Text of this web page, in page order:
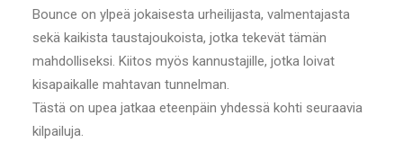
Bounce on ylpeä jokaisesta urheilijasta, valmentajasta
sekä kaikista taustajoukoista, jotka tekevät tämän
mahdolliseksi. Kiitos myös kannustajille, jotka loivat
kisapaikalle mahtavan tunnelman.
Tästä on upea jatkaa eteenpäin yhdessä kohti seuraavia
kilpailuja.